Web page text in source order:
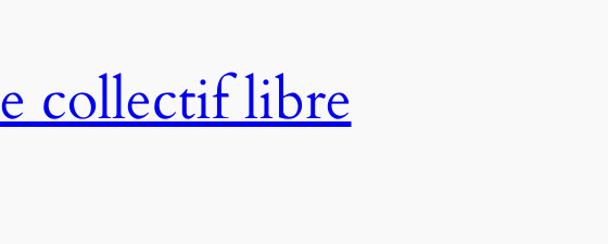
collectif libre